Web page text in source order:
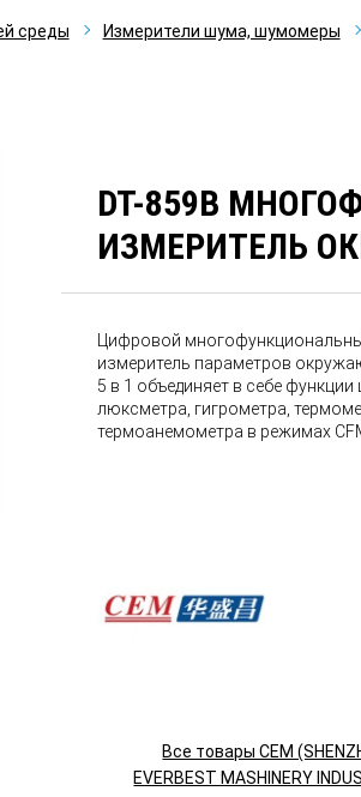
среды Измерители шума, шумомеры
DT-859B
ИЗМЕРИТЕЛЬ
Цифровой
измеритель параметров
5 в 1 объединяет в себе
люксметра, гигрометра,
термоанемометра в режимах
Все товары CEM
EVERBEST MASHINERY